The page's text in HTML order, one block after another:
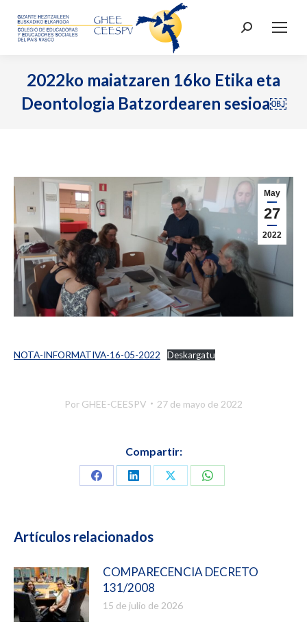
Buscar:
2022ko maiatzaren 16ko Etika eta
Deontologia Batzordearen sesioa￼
May
27
2022
NOTA-INFORMATIVA-16-05-2022 Deskargatu
Por GHEE-CEESPV 27 de mayo de 2022
Compartir:
CompartirCompartirCompartirCompartir
Artículos relacionados
COMPARECENCIA DECRETO
131/2008
15 de julio de 2026